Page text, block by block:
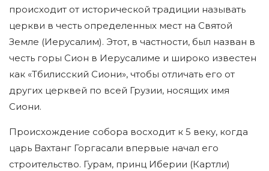
происходит от исторической традиции называть
церкви в честь определенных мест на Святой
Земле (Иерусалим). Этот, в частности, был назван в
честь горы Сион в Иерусалиме и широко известен
как «Тбилисский Сиони», чтобы отличать его от
других церквей по всей Грузии, носящих имя
Сиони.
Происхождение собора восходит к 5 веку, когда
царь Вахтанг Горгасали впервые начал его
строительство. Гурам, принц Иберии (Картли)